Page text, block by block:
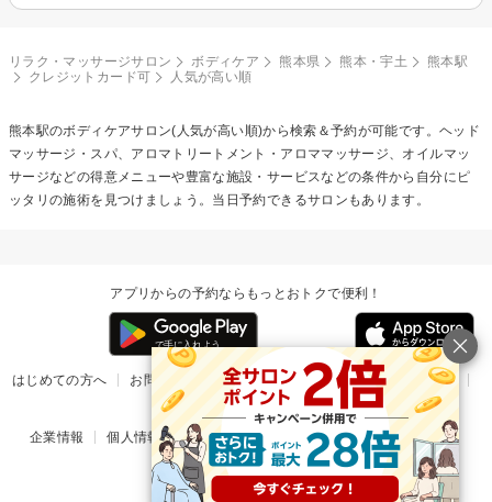
リラク・マッサージサロン ボディケア 熊本県 熊本・宇土
熊本駅
クレジットカード可
人気が高い順
熊本駅のボディケアサロン(人気が高い順)から検索＆予約が可能です。ヘッド
マッサージ・スパ、アロマトリートメント・アロママッサージ、オイルマッ
サージなどの得意メニューや豊富な施設・サービスなどの条件から自分にピ
ッタリの施術を見つけましょう。当日予約できるサロンもあります。
アプリからの予約ならもっとおトクで便利！
はじめての方へ お問い合わせ ヘルプ リリース情報
利用規約
掲載ご希望のサロン様
企業情報 個人情報保護方針 楽天のサービス一覧 アプリ一覧
© Rakuten Group, Inc.